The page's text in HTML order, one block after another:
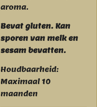
aroma.
Bevat gluten. Kan
sporen van melk en
sesam bevatten.
Houdbaarheid:
Maximaal 10
maanden